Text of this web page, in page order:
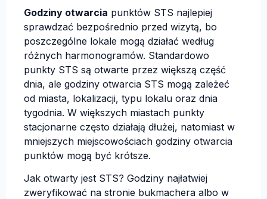
Godziny otwarcia punktów STS najlepiej
sprawdzać bezpośrednio przed wizytą, bo
poszczególne lokale mogą działać według
różnych harmonogramów. Standardowo
punkty STS są otwarte przez większą część
dnia, ale godziny otwarcia STS mogą zależeć
od miasta, lokalizacji, typu lokalu oraz dnia
tygodnia. W większych miastach punkty
stacjonarne często działają dłużej, natomiast w
mniejszych miejscowościach godziny otwarcia
punktów mogą być krótsze.
Jak otwarty jest STS? Godziny najłatwiej
zweryfikować na stronie bukmachera albo w